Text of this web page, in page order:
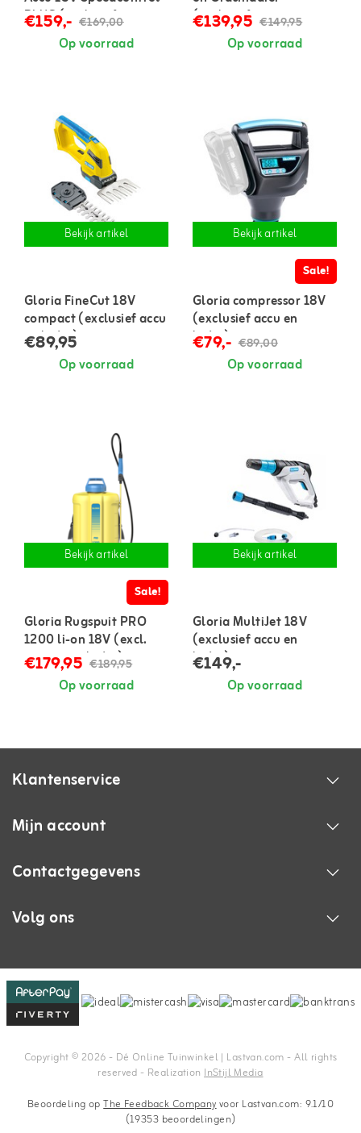
PLUS (exclusief accu en
lader)
€159,- €169,00
Op voorraad
(exclusief accu en
lader)
€139,95 €149,95
Op voorraad
Bekijk artikel
Gloria FineCut 18V
compact (exclusief accu
en lader)
€89,95
Op voorraad
Bekijk artikel
Sale!
Gloria compressor 18V
(exclusief accu en
lader)
€79,- €89,00
Op voorraad
Bekijk artikel
Sale!
Gloria Rugspuit PRO
1200 li-on 18V (excl.
accu en oplader)
€179,95 €189,95
Op voorraad
Bekijk artikel
Gloria MultiJet 18V
(exclusief accu en
lader)
€149,-
Op voorraad
Klantenservice
Mijn account
Contactgegevens
Volg ons
Copyright © 2026 - Dé Online Tuinwinkel | Lastvan.com‎ - All rights
reserved - RealizationInStijl Media
Beoordeling opThe Feedback Companyvoor Lastvan.com: 9.1/10
(19353 beoordelingen)